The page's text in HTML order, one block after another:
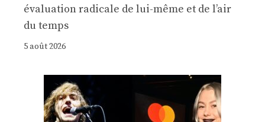
évaluation radicale de lui-même et de l’air
du temps
5 août 2026